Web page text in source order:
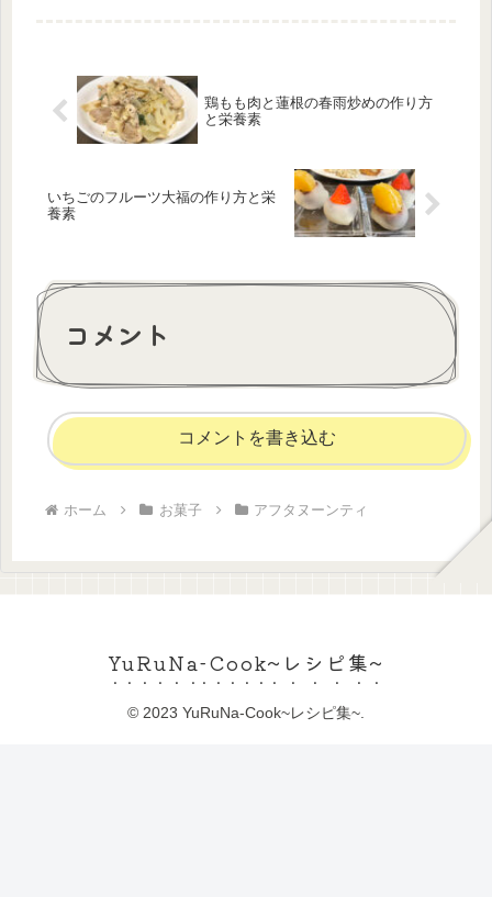
鶏もも肉と蓮根の春雨炒めの作り方
と栄養素
いちごのフルーツ大福の作り方と栄
養素
コメント
コメントを書き込む
ホーム お菓子 アフタヌーンティ
YuRuNa-Cook~レシピ集~
© 2023 YuRuNa-Cook~レシピ集~.